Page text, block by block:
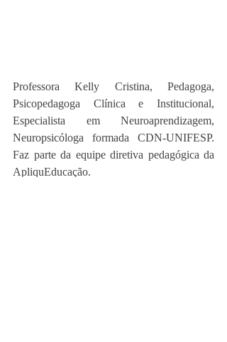
Professora Kelly Cristina, Pedagoga,
Psicopedagoga Clínica e Institucional,
Especialista em Neuroaprendizagem,
Neuropsicóloga formada CDN-UNIFESP.
Faz parte da equipe diretiva pedagógica da
ApliquEducação.